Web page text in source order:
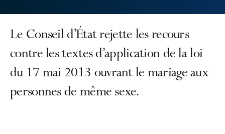
Le Conseil d’État rejette les recours
contre les textes d’application de la loi
du 17 mai 2013 ouvrant le mariage aux
personnes de même sexe.